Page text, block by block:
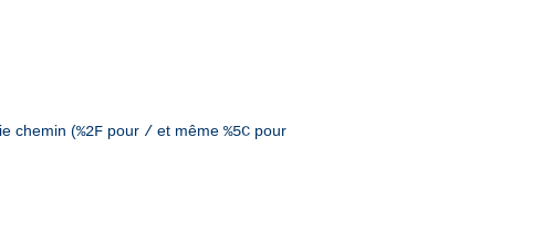
chemin (%2F pour / et même %5C pour